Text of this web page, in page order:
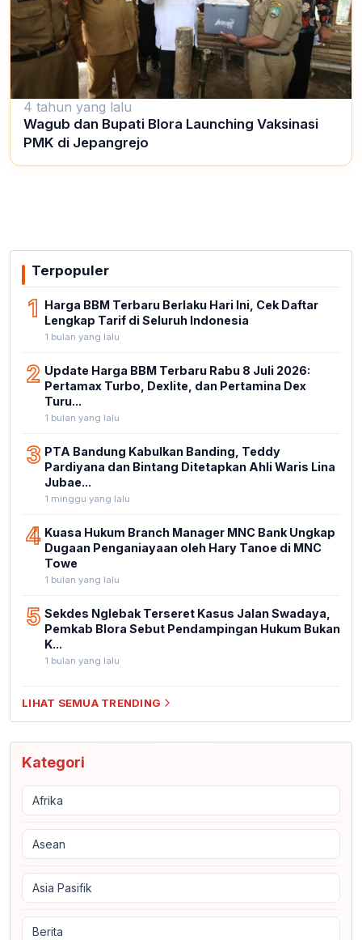
4 tahun yang lalu
Wagub dan Bupati Blora Launching Vaksinasi
PMK di Jepangrejo
Terpopuler
1 Harga BBM Terbaru Berlaku Hari Ini, Cek Daftar
Lengkap Tarif di Seluruh Indonesia
1 bulan yang lalu
2 Update Harga BBM Terbaru Rabu 8 Juli 2026:
Pertamax Turbo, Dexlite, dan Pertamina Dex
Turu...
1 bulan yang lalu
3 PTA Bandung Kabulkan Banding, Teddy
Pardiyana dan Bintang Ditetapkan Ahli Waris Lina
Jubae...
1 minggu yang lalu
4 Kuasa Hukum Branch Manager MNC Bank Ungkap
Dugaan Penganiayaan oleh Hary Tanoe di MNC
Towe
1 bulan yang lalu
5 Sekdes Nglebak Terseret Kasus Jalan Swadaya,
Pemkab Blora Sebut Pendampingan Hukum Bukan
K...
1 bulan yang lalu
LIHAT SEMUA TRENDING
Kategori
Afrika
Asean
Asia Pasifik
Berita